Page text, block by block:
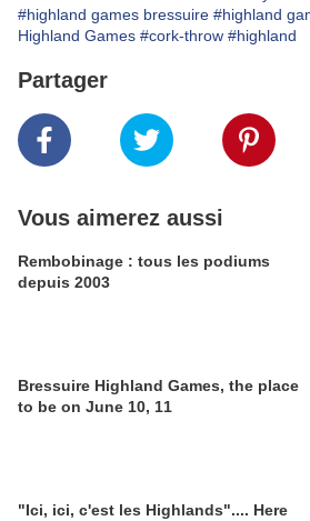
#highland games bressuire #highland
Highland Games #cork-throw #highland
Partager
Vous aimerez aussi
Rembobinage : tous les podiums
depuis 2003
Bressuire Highland Games, the place
to be on June 10, 11
"Ici, ici, c'est les Highlands".... Here